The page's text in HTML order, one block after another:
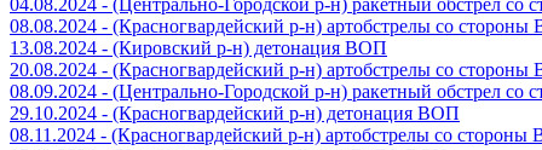
08.08.2024 - (Красногвардейский р-н) артобстрелы со
13.08.2024 - (Кировский р-н) детонация ВОП
20.08.2024 - (Красногвардейский р-н) артобстрелы со
08.09.2024 - (Центрально-Городской р-н) ракетный обстрел со
29.10.2024 - (Красногвардейский р-н) детонация ВОП
08.11.2024 - (Красногвардейский р-н) артобстрелы со стороны